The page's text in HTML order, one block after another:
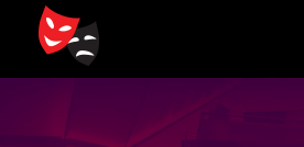
Traži...